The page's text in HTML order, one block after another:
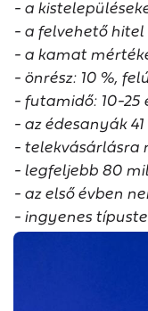
- a
- a felvehető
- a kamat
- önrész: 10 %,
- futamidő: 10-25
- az édesanyák
- telekvásárlásra
- legfeljebb 80
- az első évben
- ingyenes